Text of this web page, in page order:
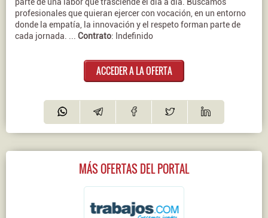
profesionales que quieran ejercer con vocación, en un entorno
donde la empatía, la innovación y el respeto forman parte de
cada jornada. ... Contrato: Indefinido
ACCEDER A LA OFERTA
MÁS OFERTAS DEL PORTAL